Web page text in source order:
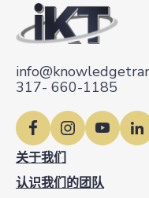
317- 660-1185
关于我们
认识我们的团队